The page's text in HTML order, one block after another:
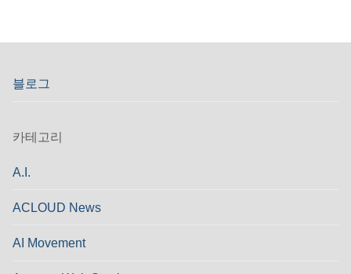
블로그
카테고리
A.I.
ACLOUD News
AI Movement